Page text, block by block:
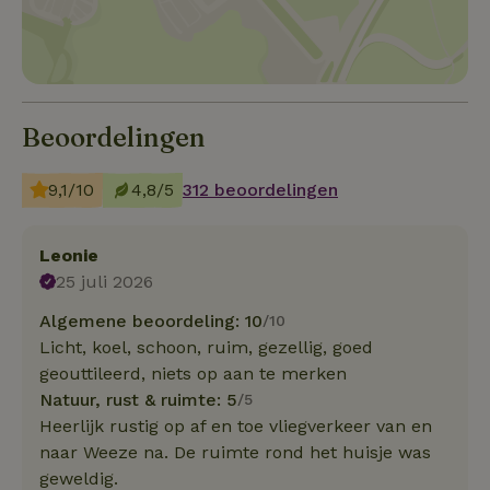
Beoordelingen
9,1/10 4,8/5 312 beoordelingen
Leonie
25 juli 2026
Algemene beoordeling: 10/10
Licht, koel, schoon, ruim, gezellig, goed
geouttileerd, niets op aan te merken
Natuur, rust & ruimte: 5/5
Heerlijk rustig op af en toe vliegverkeer van en
naar Weeze na. De ruimte rond het huisje was
geweldig.